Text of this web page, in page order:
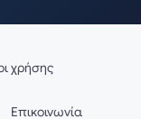
χρήσης
Επικοινωνία